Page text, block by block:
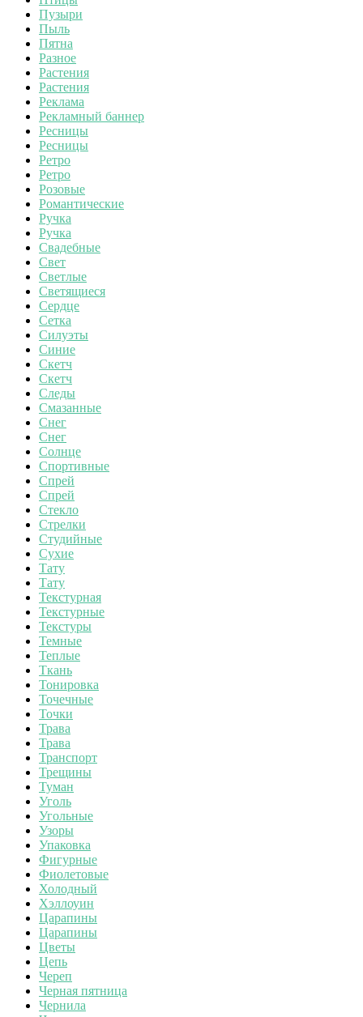
Пузыри
Пыль
Пятна
Разное
Растения
Растения
Реклама
Рекламный баннер
Ресницы
Ресницы
Ретро
Ретро
Розовые
Романтические
Ручка
Ручка
Свадебные
Свет
Светлые
Светящиеся
Сердце
Сетка
Силуэты
Синие
Скетч
Скетч
Следы
Смазанные
Снег
Снег
Солнце
Спортивные
Спрей
Спрей
Стекло
Стрелки
Студийные
Сухие
Тату
Тату
Текстурная
Текстурные
Текстуры
Темные
Теплые
Ткань
Тонировка
Точечные
Точки
Трава
Трава
Транспорт
Трещины
Туман
Уголь
Угольные
Узоры
Упаковка
Фигурные
Фиолетовые
Холодный
Хэллоуин
Царапины
Царапины
Цветы
Цепь
Череп
Черная пятница
Чернила